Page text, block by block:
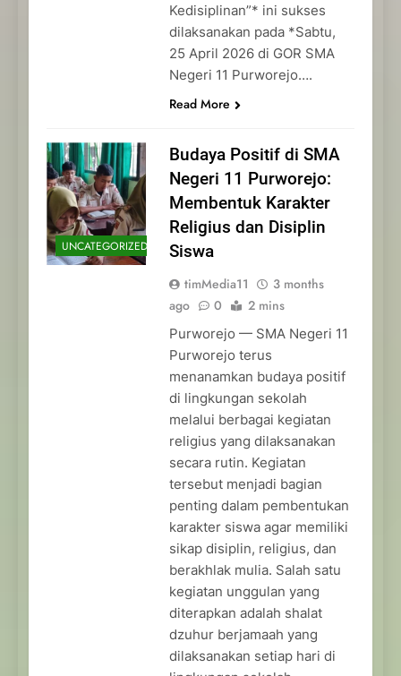
Kedisiplinan”* ini sukses
dilaksanakan pada *Sabtu,
25 April 2026 di GOR SMA
Negeri 11 Purworejo….
Read More
UNCATEGORIZED
Budaya Positif di SMA
Negeri 11 Purworejo:
Membentuk Karakter
Religius dan Disiplin
Siswa
timMedia11
3 months
ago
0 2 mins
Purworejo — SMA Negeri 11
Purworejo terus
menanamkan budaya positif
di lingkungan sekolah
melalui berbagai kegiatan
religius yang dilaksanakan
secara rutin. Kegiatan
tersebut menjadi bagian
penting dalam pembentukan
karakter siswa agar memiliki
sikap disiplin, religius, dan
berakhlak mulia. Salah satu
kegiatan unggulan yang
diterapkan adalah shalat
dzuhur berjamaah yang
dilaksanakan setiap hari di